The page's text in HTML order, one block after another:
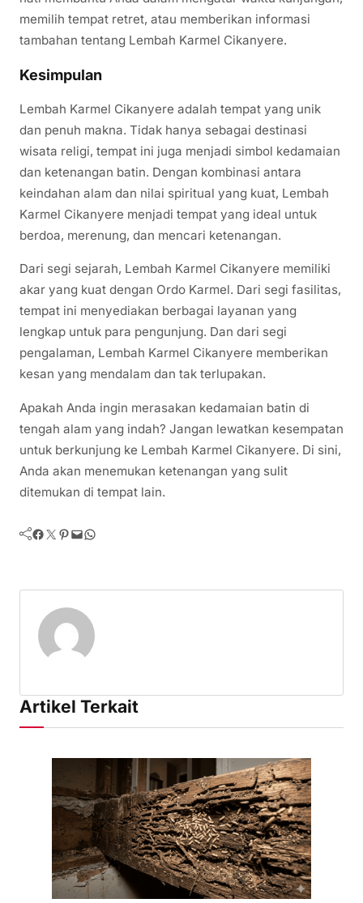
memilih tempat retret, atau memberikan informasi
tambahan tentang Lembah Karmel Cikanyere.
Kesimpulan
Lembah Karmel Cikanyere adalah tempat yang unik
dan penuh makna. Tidak hanya sebagai destinasi
wisata religi, tempat ini juga menjadi simbol kedamaian
dan ketenangan batin. Dengan kombinasi antara
keindahan alam dan nilai spiritual yang kuat, Lembah
Karmel Cikanyere menjadi tempat yang ideal untuk
berdoa, merenung, dan mencari ketenangan.
Dari segi sejarah, Lembah Karmel Cikanyere memiliki
akar yang kuat dengan Ordo Karmel. Dari segi fasilitas,
tempat ini menyediakan berbagai layanan yang
lengkap untuk para pengunjung. Dan dari segi
pengalaman, Lembah Karmel Cikanyere memberikan
kesan yang mendalam dan tak terlupakan.
Apakah Anda ingin merasakan kedamaian batin di
tengah alam yang indah? Jangan lewatkan kesempatan
untuk berkunjung ke Lembah Karmel Cikanyere. Di sini,
Anda akan menemukan ketenangan yang sulit
ditemukan di tempat lain.
Facebook Twitter Pinterest Mail WhatsApp
Artikel Terkait